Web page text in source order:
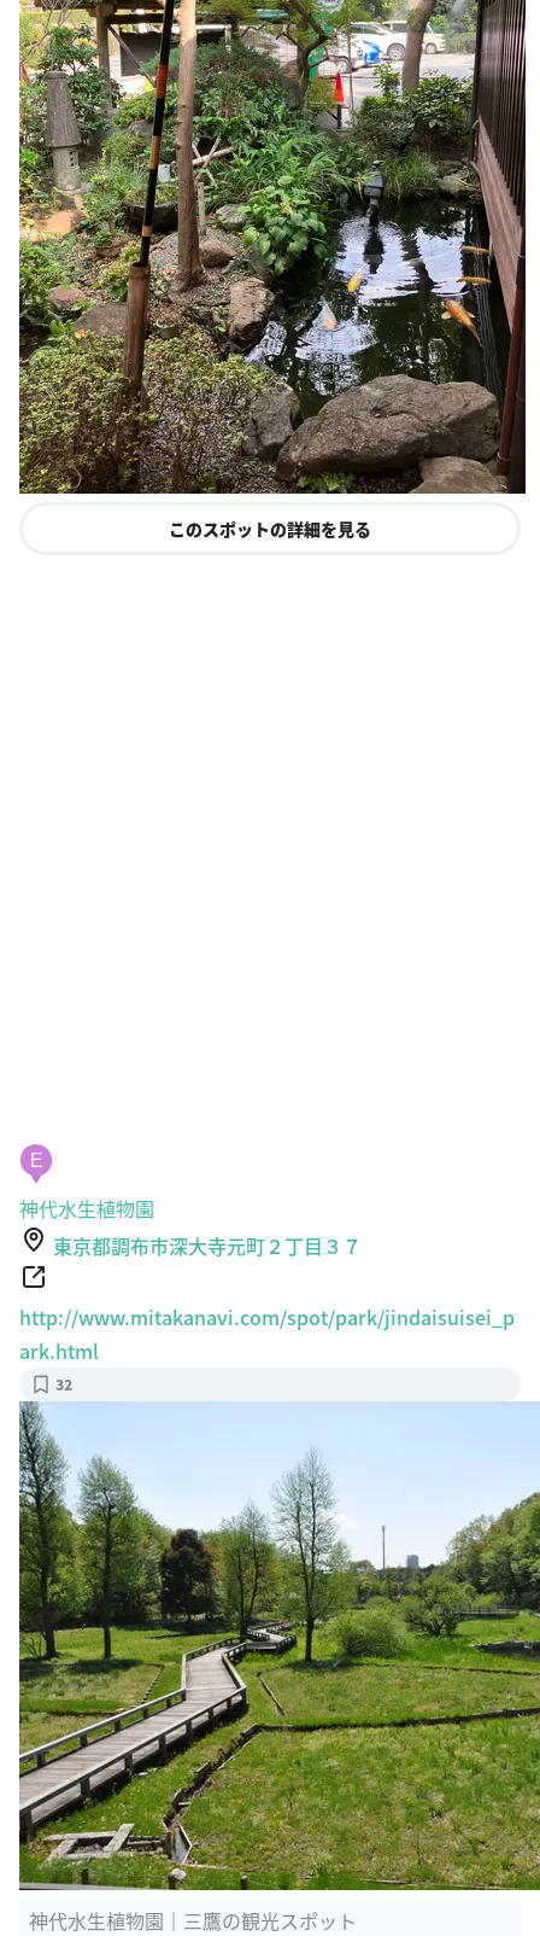
このスポットの詳細を見る
E
神代水生植物園
東京都調布市深大寺元町２丁目３７
http://www.mitakanavi.com/spot/park/jindaisuisei_p
ark.html
32
神代水生植物園｜三鷹の観光スポット